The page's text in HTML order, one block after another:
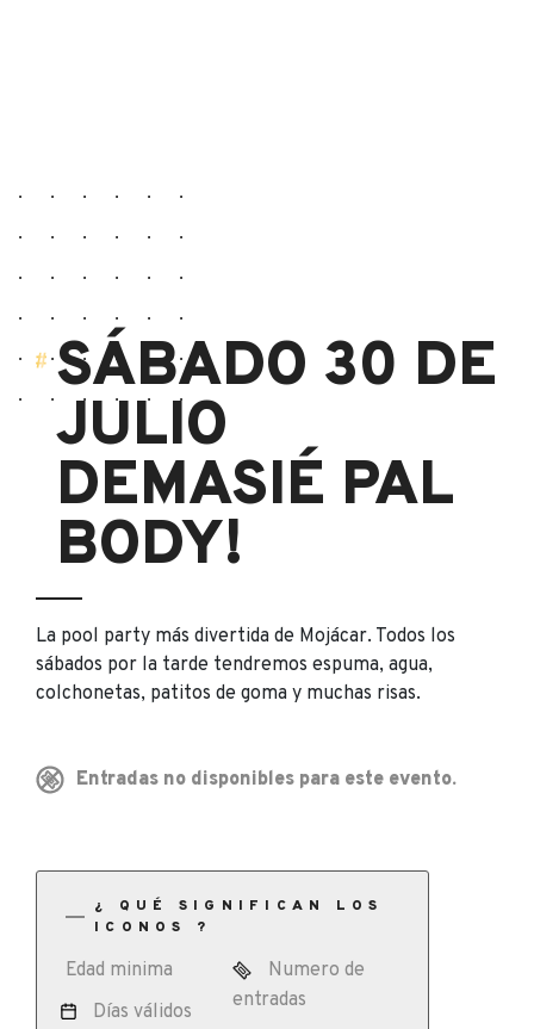
SÁBADO 30 DE
JULIO
DEMASIÉ PAL
BODY!
La pool party más divertida de Mojácar. Todos los
sábados por la tarde tendremos espuma, agua,
colchonetas, patitos de goma y muchas risas.
Entradas no disponibles para este evento.
¿ QUÉ SIGNIFICAN LOS
ICONOS ?
Edad minima
Días válidos
Numero de
entradas